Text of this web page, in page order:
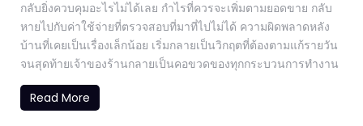
กลับยิ่งควบคุมอะไรไม่ได้เลย กำไรที่ควรจะเพิ่มตามยอดขาย กลับ
หายไปกับค่าใช้จ่ายที่ตรวจสอบที่มาที่ไปไม่ได้ ความผิดพลาดหลัง
บ้านที่เคยเป็นเรื่องเล็กน้อย เริ่มกลายเป็นวิกฤตที่ต้องตามแก้รายวัน
จนสุดท้ายเจ้าของร้านกลายเป็นคอขวดของทุกกระบวนการทำงาน
Read More